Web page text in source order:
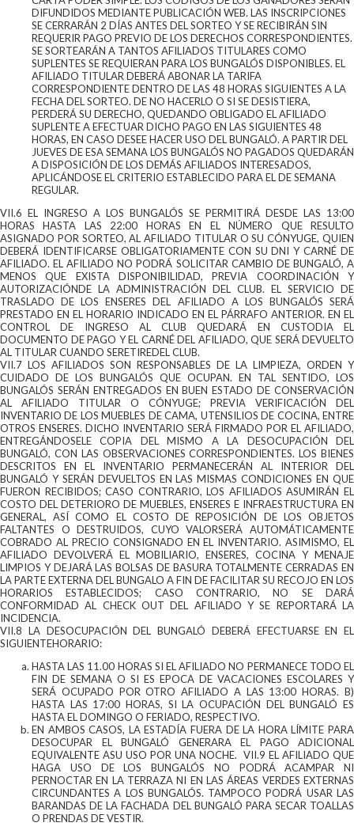
DIFUNDIDOS MEDIANTE PUBLICACIÓN WEB. LAS INSCRIPCIONES
SE CERRARÁN 2 DÍAS ANTES DEL SORTEO Y SE RECIBIRÁN SIN
REQUERIR PAGO PREVIO DE LOS DERECHOS CORRESPONDIENTES.
SE SORTEARÁN A TANTOS AFILIADOS TITULARES COMO
SUPLENTES SE REQUIERAN PARA LOS BUNGALÓS DISPONIBLES. EL
AFILIADO TITULAR DEBERÁ ABONAR LA TARIFA
CORRESPONDIENTE DENTRO DE LAS 48 HORAS SIGUIENTES A LA
FECHA DEL SORTEO. DE NO HACERLO O SI SE DESISTIERA,
PERDERÁ SU DERECHO, QUEDANDO OBLIGADO EL AFILIADO
SUPLENTE A EFECTUAR DICHO PAGO EN LAS SIGUIENTES 48
HORAS, EN CASO DESEE HACER USO DEL BUNGALÓ. A PARTIR DEL
JUEVES DE ESA SEMANA LOS BUNGALÓS NO PAGADOS QUEDARÁN
A DISPOSICIÓN DE LOS DEMÁS AFILIADOS INTERESADOS,
APLICÁNDOSE EL CRITERIO ESTABLECIDO PARA EL DE SEMANA
REGULAR.
VII.6 EL INGRESO A LOS BUNGALÓS SE PERMITIRÁ DESDE LAS 13:00
HORAS HASTA LAS 22:00 HORAS EN EL NÚMERO QUE RESULTO
ASIGNADO POR SORTEO, AL AFILIADO TITULAR O SU CÓNYUGE, QUIEN
DEBERÁ IDENTIFICARSE OBLIGATORIAMENTE CON SU DNI Y CARNÉ DE
AFILIADO. EL AFILIADO NO PODRÁ SOLICITAR CAMBIO DE BUNGALÓ, A
MENOS QUE EXISTA DISPONIBILIDAD, PREVIA COORDINACIÓN Y
AUTORIZACIÓNDE LA ADMINISTRACIÓN DEL CLUB. EL SERVICIO DE
TRASLADO DE LOS ENSERES DEL AFILIADO A LOS BUNGALÓS SERÁ
PRESTADO EN EL HORARIO INDICADO EN EL PÁRRAFO ANTERIOR. EN EL
CONTROL DE INGRESO AL CLUB QUEDARÁ EN CUSTODIA EL
DOCUMENTO DE PAGO Y EL CARNÉ DEL AFILIADO, QUE SERÁ DEVUELTO
AL TITULAR CUANDO SERETIREDEL CLUB.
VII.7 LOS AFILIADOS SON RESPONSABLES DE LA LIMPIEZA, ORDEN Y
CUIDADO DE LOS BUNGALÓS QUE OCUPAN. EN TAL SENTIDO, LOS
BUNGALÓS SERÁN ENTREGADOS EN BUEN ESTADO DE CONSERVACIÓN
AL AFILIADO TITULAR O CÓNYUGE; PREVIA VERIFICACIÓN DEL
INVENTARIO DE LOS MUEBLES DE CAMA, UTENSILIOS DE COCINA, ENTRE
OTROS ENSERES. DICHO INVENTARIO SERÁ FIRMADO POR EL AFILIADO,
ENTREGÁNDOSELE COPIA DEL MISMO A LA DESOCUPACIÓN DEL
BUNGALÓ, CON LAS OBSERVACIONES CORRESPONDIENTES. LOS BIENES
DESCRITOS EN EL INVENTARIO PERMANECERÁN AL INTERIOR DEL
BUNGALÓ Y SERÁN DEVUELTOS EN LAS MISMAS CONDICIONES EN QUE
FUERON RECIBIDOS; CASO CONTRARIO, LOS AFILIADOS ASUMIRÁN EL
COSTO DEL DETERIORO DE MUEBLES, ENSERES E INFRAESTRUCTURA EN
GENERAL, ASÍ COMO EL COSTO DE REPOSICIÓN DE LOS OBJETOS
FALTANTES O DESTRUIDOS, CUYO VALORSERÁ AUTOMÁTICAMENTE
COBRADO AL PRECIO CONSIGNADO EN EL INVENTARIO. ASIMISMO, EL
AFILIADO DEVOLVERÁ EL MOBILIARIO, ENSERES, COCINA Y MENAJE
LIMPIOS Y DEJARÁ LAS BOLSAS DE BASURA TOTALMENTE CERRADAS EN
LA PARTE EXTERNA DEL BUNGALO A FIN DE FACILITAR SU RECOJO EN LOS
HORARIOS ESTABLECIDOS; CASO CONTRARIO, NO SE DARÁ
CONFORMIDAD AL CHECK OUT DEL AFILIADO Y SE REPORTARÁ LA
INCIDENCIA.
VII.8 LA DESOCUPACIÓN DEL BUNGALÓ DEBERÁ EFECTUARSE EN EL
SIGUIENTEHORARIO:
HASTA LAS 11.00 HORAS SI EL AFILIADO NO PERMANECE TODO EL
FIN DE SEMANA O SI ES EPOCA DE VACACIONES ESCOLARES Y
SERÁ OCUPADO POR OTRO AFILIADO A LAS 13:00 HORAS. B)
HASTA LAS 17:00 HORAS, SI LA OCUPACIÓN DEL BUNGALÓ ES
HASTA EL DOMINGO O FERIADO, RESPECTIVO.
EN AMBOS CASOS, LA ESTADÍA FUERA DE LA HORA LÍMITE PARA
DESOCUPAR EL BUNGALÓ GENERARA EL PAGO ADICIONAL
EQUIVALENTE ASU USO POR UNA NOCHE. VII.9 EL AFILIADO QUE
HAGA USO DE LOS BUNGALÓS NO PODRÁ ACAMPAR NI
PERNOCTAR EN LA TERRAZA NI EN LAS ÁREAS VERDES EXTERNAS
CIRCUNDANTES A LOS BUNGALÓS. TAMPOCO PODRÁ USAR LAS
BARANDAS DE LA FACHADA DEL BUNGALÓ PARA SECAR TOALLAS
O PRENDAS DE VESTIR.